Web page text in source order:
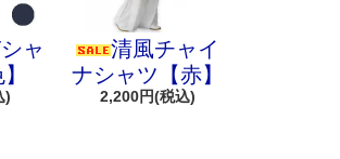
ャ
)
清風チャイ
ナシャツ【赤】
2,200円(税込)